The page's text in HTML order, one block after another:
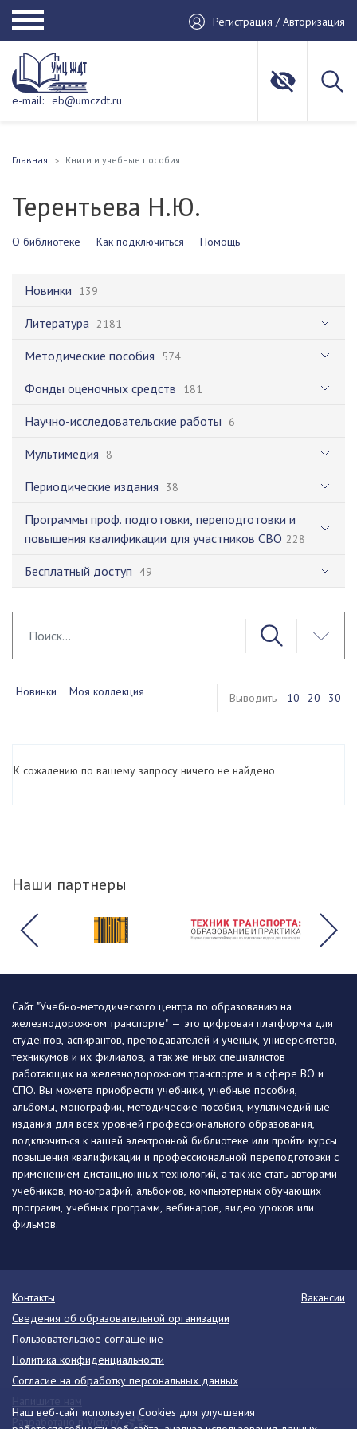
Регистрация / Авторизация
e-mail: eb@umczdt.ru
Главная Книги и учебные пособия
Терентьева Н.Ю.
О библиотеке Как подключиться Помощь
Новинки 139
Литература 2181
Методические пособия 574
Фонды оценочных средств 181
Научно-исследовательские работы 6
Мультимедия 8
Периодические издания 38
Программы проф. подготовки, переподготовки и
повышения квалификации для участников СВО 228
Бесплатный доступ 49
Новинки Моя коллекция Выводить 10 20 30
К сожалению по вашему запросу ничего не найдено
Наши партнеры
Наш веб-сайт использует Cookies для улучшения
Сайт "Учебно-методического центра по образованию на
железнодорожном транспорте" — это цифровая платформа для
студентов, аспирантов, преподавателей и ученых, университетов,
техникумов и их филиалов, а так же иных специалистов
работающих на железнодорожном транспорте и в сфере ВО и
СПО. Вы можете приобрести учебники, учебные пособия,
альбомы, монографии, методические пособия, мультимедийные
издания для всех уровней профессионального образования,
подключиться к нашей электронной библиотеке или пройти курсы
повышения квалификации и профессиональной переподготовки с
применением дистанционных технологий, а так же стать авторами
учебников, монографий, альбомов, компьютерных обучающих
программ, учебных программ, вебинаров, видео уроков или
фильмов.
Контакты
Вакансии
Сведения об образовательной организации
Пользовательское соглашение
Политика конфиденциальности
Согласие на обработку персональных данных
Разработано в Victory